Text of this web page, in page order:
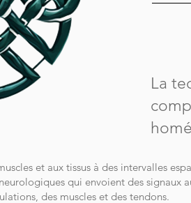
La
et aux tissus à des intervalles
qui envoient des signaux
des muscles et des tendons.